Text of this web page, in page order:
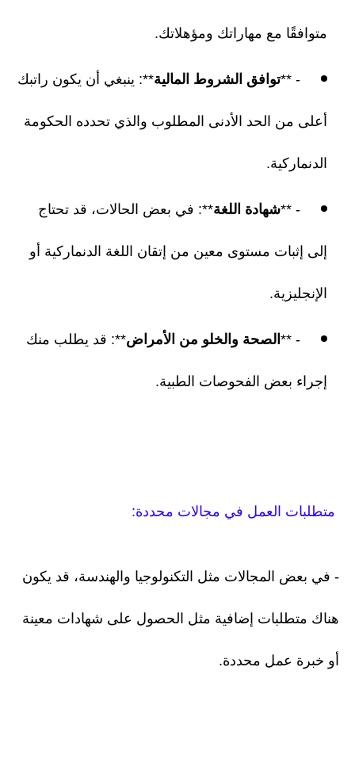
متوافقًا مع مهاراتك ومؤهلاتك.
- **توافق الشروط المالية**: ينبغي أن يكون راتبك
أعلى من الحد الأدنى المطلوب والذي تحدده الحكومة
الدنماركية.
- **شهادة اللغة**: في بعض الحالات، قد تحتاج
إلى إثبات مستوى معين من إتقان اللغة الدنماركية أو
الإنجليزية.
- ** الصحة والخلو من الأمراض**: قد يطلب منك
إجراء بعض الفحوصات الطبية.
متطلبات العمل في مجالات محددة:
- في بعض المجالات مثل التكنولوجيا والهندسة، قد يكون
هناك متطلبات إضافية مثل الحصول على شهادات معينة
أو خبرة عمل محددة.